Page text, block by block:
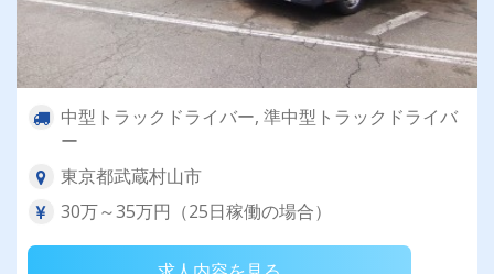
中型トラックドライバー, 準中型トラックドライバ
ー
東京都武蔵村山市
30万～35万円（25日稼働の場合）